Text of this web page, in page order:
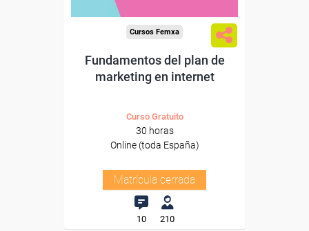
Cursos Femxa
Fundamentos del plan de
marketing en internet
Curso Gratuito
30 horas
Online (toda España)
Matrícula cerrada
10 210